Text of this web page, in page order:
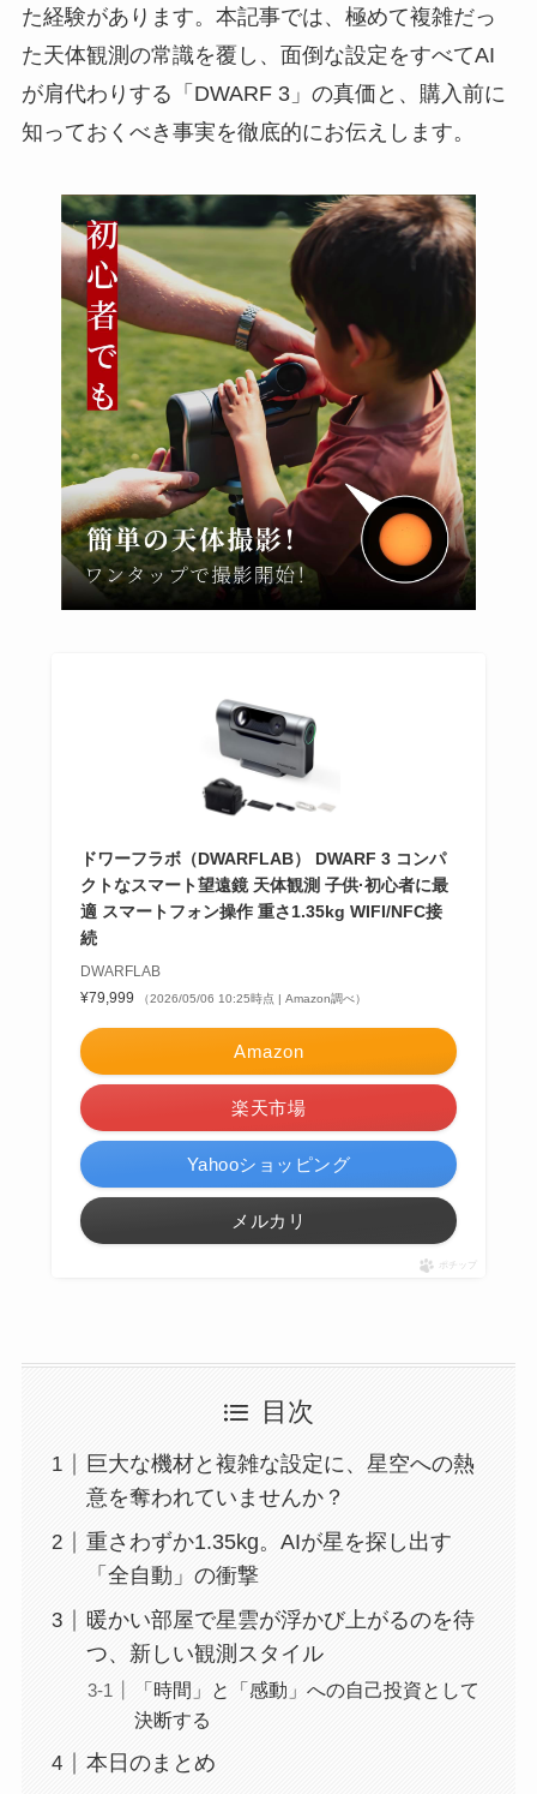
た経験があります。本記事では、極めて複雑だっ
た天体観測の常識を覆し、面倒な設定をすべてAI
が肩代わりする「DWARF 3」の真価と、購入前に
知っておくべき事実を徹底的にお伝えします。
ドワーフラボ（DWARFLAB） DWARF 3 コンパ
クトなスマート望遠鏡 天体観測 子供·初心者に最
適 スマートフォン操作 重さ1.35kg WIFI/NFC接
続
DWARFLAB
¥79,999
（2026/05/06 10:25時点 | Amazon調べ）
Amazon
楽天市場
Yahooショッピング
メルカリ
ポチップ
目次
巨大な機材と複雑な設定に、星空への熱
意を奪われていませんか？
重さわずか1.35kg。AIが星を探し出す
「全自動」の衝撃
暖かい部屋で星雲が浮かび上がるのを待
つ、新しい観測スタイル
「時間」と「感動」への自己投資として
決断する
本日のまとめ